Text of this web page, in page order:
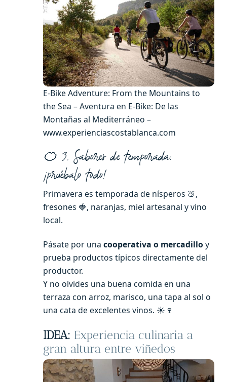
E-Bike Adventure: From the Mountains to
the Sea – Aventura en E-Bike: De las
Montañas al Mediterráneo –
www.experienciascostablanca.com
🍊 3. Sabores de temporada:
¡pruébalo todo!
Primavera es temporada de nísperos 🍑,
fresones 🍓, naranjas, miel artesanal y vino
local.
Pásate por una cooperativa o mercadillo y
prueba productos típicos directamente del
productor.
Y no olvides una buena comida en una
terraza con arroz, marisco, una tapa al sol o
una cata de excelentes vinos. ☀️🍷
IDEA: Experiencia culinaria a
gran altura entre viñedos